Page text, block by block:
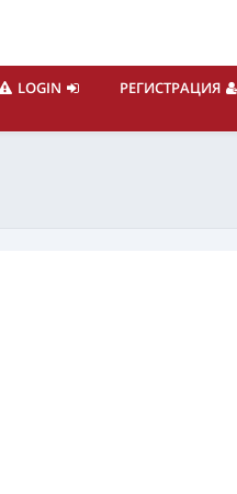
LOGIN РЕГИСТРАЦИЯ